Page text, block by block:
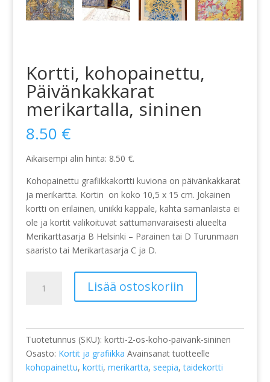
Kortti, kohopainettu,
Päivänkakkarat
merikartalla, sininen
8.50 €
Aikaisempi alin hinta: 8.50 €.
Kohopainettu grafiikkakortti kuviona on päivänkakkarat
ja merikartta. Kortin on koko 10,5 x 15 cm. Jokainen
kortti on erilainen, uniikki kappale, kahta samanlaista ei
ole ja kortit valikoituvat sattumanvaraisesti alueelta
Merikarttasarja B Helsinki – Parainen tai D Turunmaan
saaristo tai Merikartasarja C ja D.
kohopainettu,
Päivänkakkarat
Lisää ostoskoriin
Tuotetunnus (SKU): kortti-2-os-koho-paivank-sininen
Osasto: Kortit ja grafiikka Avainsanat tuotteelle
kohopainettu, kortti, merikartta, seepia,taidekortti